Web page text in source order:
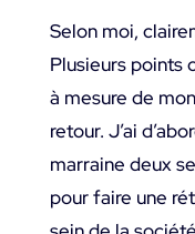
Selon moi,
Plusieurs points
à mesure de
retour. J’ai
marraine deux
pour faire une